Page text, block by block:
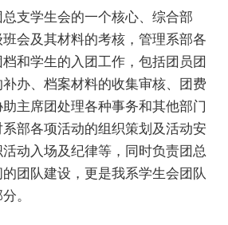
支学生会的一个核心、综合部
会及其材料的考核，管理系部各
和学生的入团工作，包括团员团
办、档案材料的收集审核、团费
主席团处理各种事务和其他部门
部各项活动的组织策划及活动安
动入场及纪律等，同时负责团总
团队建设，更是我系学生会团队
。